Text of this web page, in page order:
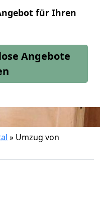
für Ihren
Angebote
» Umzug von